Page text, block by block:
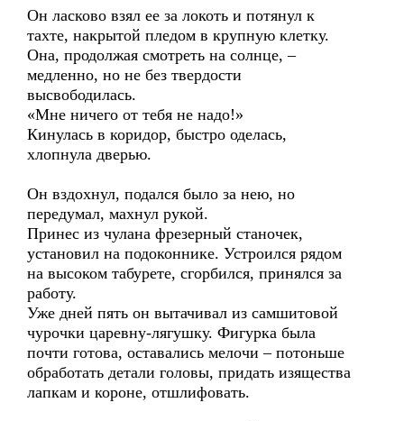
Он ласково взял ее за локоть и потянул к
тахте, накрытой пледом в крупную клетку.
Она, продолжая смотреть на солнце, –
медленно, но не без твердости
высвободилась.
«Мне ничего от тебя не надо!»
Кинулась в коридор, быстро оделась,
хлопнула дверью.
Он вздохнул, подался было за нею, но
передумал, махнул рукой.
Принес из чулана фрезерный станочек,
установил на подоконнике. Устроился рядом
на высоком табурете, сгорбился, принялся за
работу.
Уже дней пять он вытачивал из самшитовой
чурочки царевну-лягушку. Фигурка была
почти готова, оставались мелочи – потоньше
обработать детали головы, придать изящества
лапкам и короне, отшлифовать.